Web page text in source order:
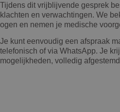
Tijdens dit vrijblijvende gesprek
klachten en verwachtingen. We
ogen en nemen je medische
Je kunt eenvoudig een afspraak
telefonisch of via WhatsApp. Je
mogelijkheden, volledig